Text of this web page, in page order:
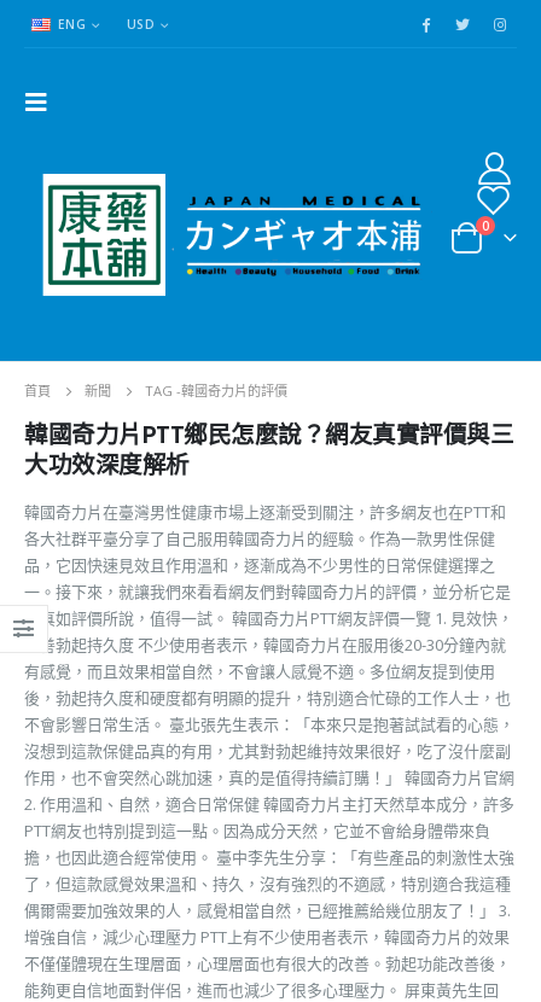
ENG USD
0
首頁 新聞 TAG -韓國奇力片的評價
韓國奇力片PTT鄉民怎麼說？網友真實評價與三
大功效深度解析
韓國奇力片在臺灣男性健康市場上逐漸受到關注，許多網友也在PTT和
各大社群平臺分享了自己服用韓國奇力片的經驗。作為一款男性保健
品，它因快速見效且作用溫和，逐漸成為不少男性的日常保健選擇之
一。接下來，就讓我們來看看網友們對韓國奇力片的評價，並分析它是
否真如評價所說，值得一試。 韓國奇力片PTT網友評價一覽 1. 見效快，
改善勃起持久度 不少使用者表示，韓國奇力片在服用後20-30分鐘內就
有感覺，而且效果相當自然，不會讓人感覺不適。多位網友提到使用
後，勃起持久度和硬度都有明顯的提升，特別適合忙碌的工作人士，也
不會影響日常生活。 臺北張先生表示：「本來只是抱著試試看的心態，
沒想到這款保健品真的有用，尤其對勃起維持效果很好，吃了沒什麼副
作用，也不會突然心跳加速，真的是值得持續訂購！」 韓國奇力片官網
2. 作用溫和、自然，適合日常保健 韓國奇力片主打天然草本成分，許多
PTT網友也特別提到這一點。因為成分天然，它並不會給身體帶來負
擔，也因此適合經常使用。 臺中李先生分享：「有些產品的刺激性太強
了，但這款感覺效果溫和、持久，沒有強烈的不適感，特別適合我這種
偶爾需要加強效果的人，感覺相當自然，已經推薦給幾位朋友了！」 3.
增強自信，減少心理壓力 PTT上有不少使用者表示，韓國奇力片的效果
不僅僅體現在生理層面，心理層面也有很大的改善。勃起功能改善後，
能夠更自信地面對伴侶，進而也減少了很多心理壓力。 屏東黃先生回